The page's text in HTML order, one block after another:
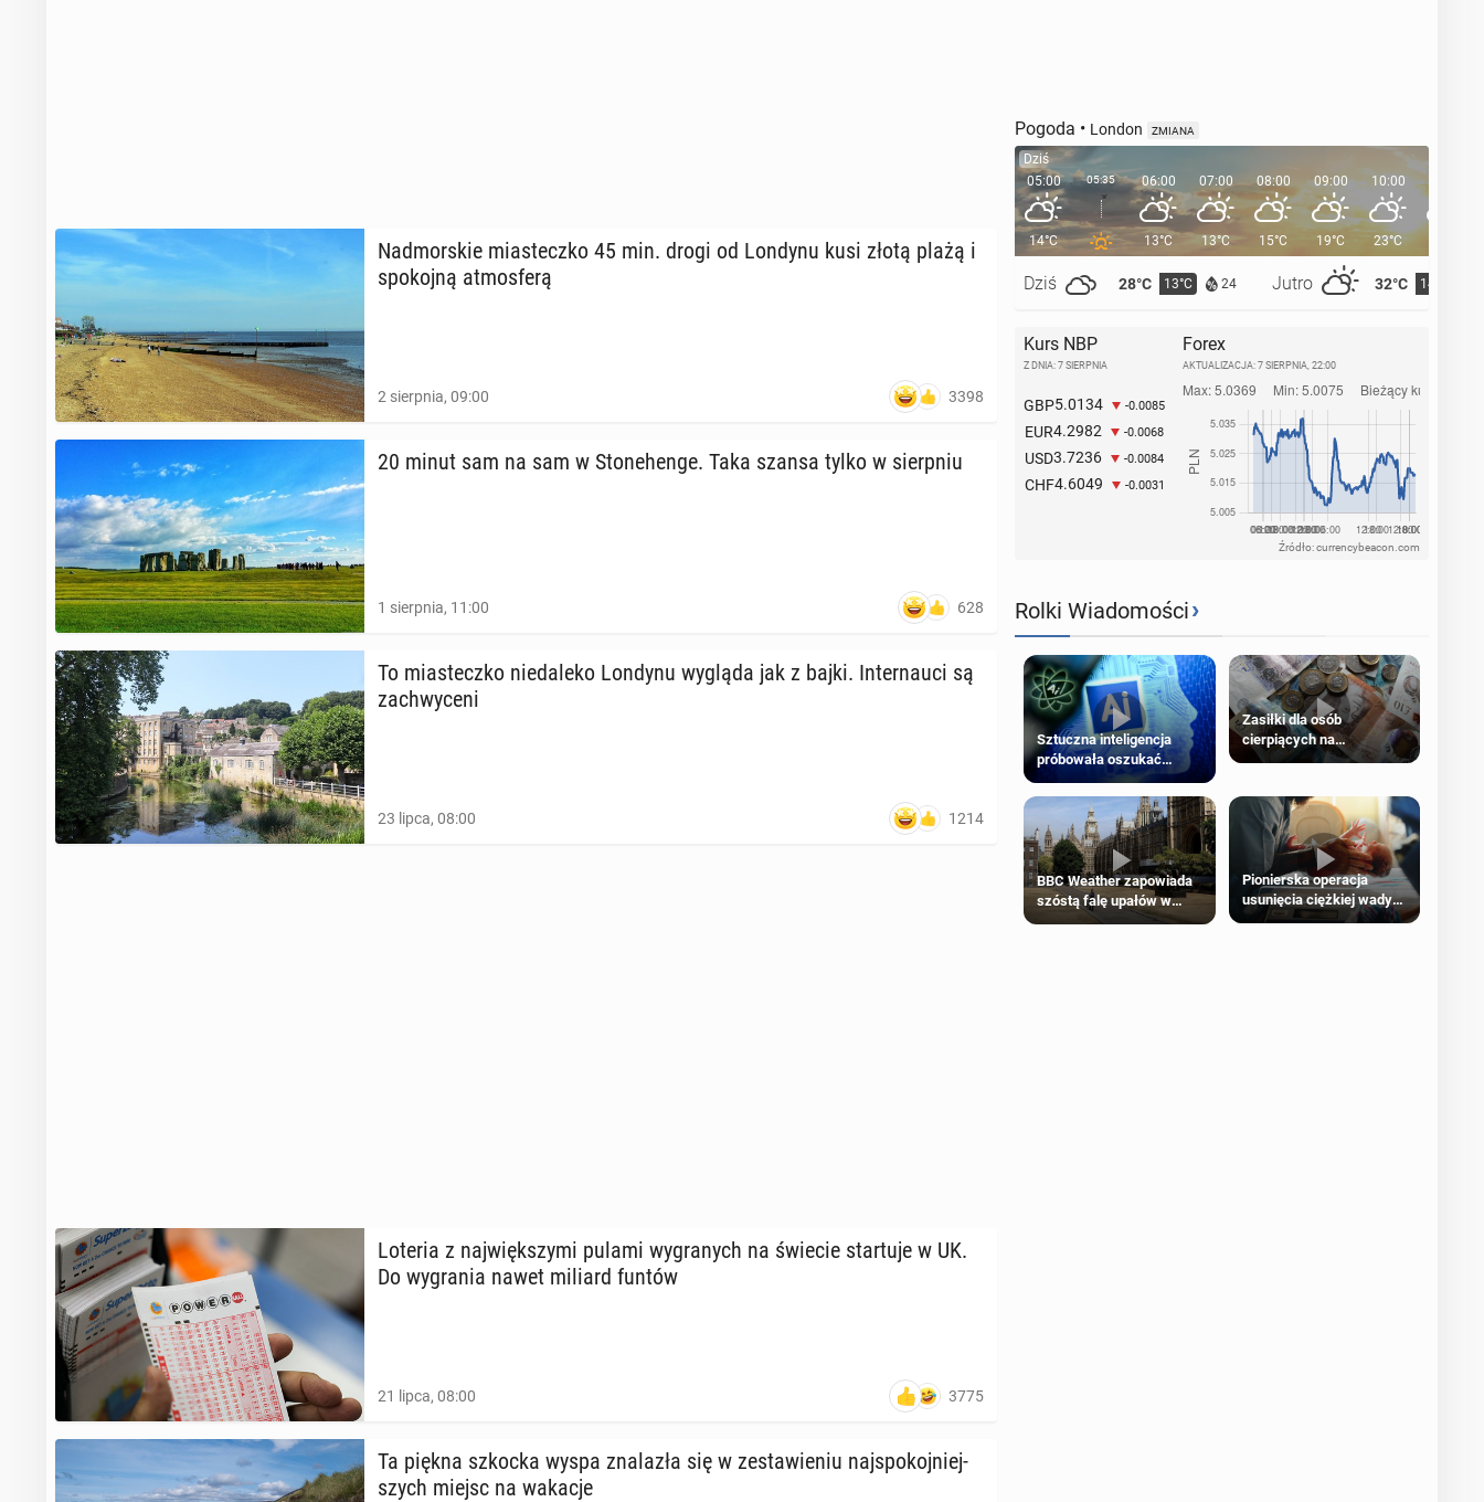
Nad­mor­skie mia­stecz­ko 45 min. drogi od Londynu kusi złotą plażą i
spo­koj­ną at­mos­fe­rą
2 sierpnia, 09:00 3398
20 minut sam na sam w Sto­ne­hen­ge. Taka szansa tylko w sierp­niu
1 sierpnia, 11:00 628
To mia­stecz­ko nie­da­le­ko Londynu wygląda jak z bajki. In­ter­nau­ci są
za­chwy­ce­ni
23 lipca, 08:00 1214
Loteria z naj­więk­szy­mi pulami wy­gra­nych na świecie star­tu­je w UK.
Do wy­gra­nia nawet miliard funtów
21 lipca, 08:00 3775
Ta piękna szkocka wyspa zna­la­zła się w ze­sta­wie­niu naj­spo­koj­niej­
szych miejsc na wakacje
Pogoda • London ZMIANA
Dziś
05:00
14°C
Dziś 28°C 13°C 24 Jutro 32°C 14°C
05:35 06:00
13°C
07:00
13°C
08:00
15°C
09:00
19°C
10:00
23°C
11:00
Kurs NBP
Z DNIA: 7 SIERPNIA
GBP5.0134 -0.0085
EUR4.2982 -0.0068
USD3.7236 -0.0084
CHF4.6049 -0.0031
Forex
AKTUALIZACJA: 7 SIERPNIA, 22:00
Źródło: currencybeacon.com
Rolki Wiadomości›
Sztuczna inteligencja
próbowała oszukać
człowieka
Zasiłki dla osób
cierpiących na
schorzenia psychiczne
BBC Weather zapowiada
szóstą falę upałów w
Londynie
Pionierska operacja
usunięcia ciężkiej wady
wrodzonej płodu w łonie